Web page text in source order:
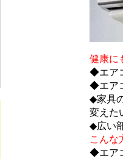
健康に
◆エア
◆エア
◆家具
変えた
◆広い
こんな
◆エア